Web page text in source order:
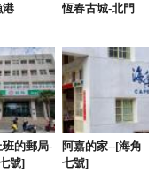
from google
港 恆春古城-北門
班的郵局-
號]
阿嘉的家--[海角
七號]